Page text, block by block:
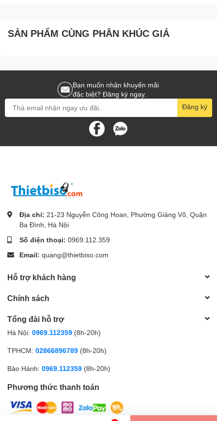
SẢN PHẨM CÙNG PHÂN KHÚC GIÁ
Bạn muốn nhận khuyến mãi
đặc biệt? Đăng ký ngay.
Đăng ký
Địa chỉ: 21-23 Nguyễn Công Hoan, Phường Giảng Võ, Quận
Ba Đình, Hà Nội
Số điện thoại: 0969.112.359
Email: quang@thietbiso.com
Hỗ trợ khách hàng
Chính sách
Tổng đài hỗ trợ
Hà Nội: 0969.112359 (8h-20h)
TPHCM: 02866896789 (8h-20h)
Bảo Hành: 0969.112359 (8h-20h)
Phương thức thanh toán